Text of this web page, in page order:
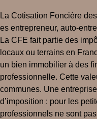
La Cotisation Foncière
es entrepreneur, auto-
La CFE fait partie des
locaux ou terrains en
un bien immobilier à des
professionnelle. Cette
communes. Une
d’imposition : pour les
professionnels ne sont